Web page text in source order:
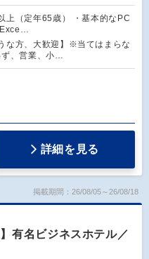
上（定年65歳） ・基本的なPC
Exce…
な方、大歓迎】※当てはまらな
ず、営業、小…
詳細を見る
掲載期間：26/08/05～26/08/18
有名ビジネスホテル／